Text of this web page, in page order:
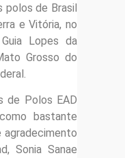
polos de Brasil
e Vitória, no
Lopes da
Grosso do
de Polos EAD
bastante
Sonia Sanae